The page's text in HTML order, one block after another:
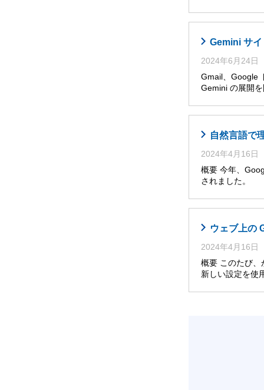
Gemini サ
2024年6月24日
Gmail、Google
Gemini の展開
自然言語で
2024年4月16日
概要 今年、
されました。
ウェブ上の
2024年4月16日
概要 このたび、
新しい設定を使